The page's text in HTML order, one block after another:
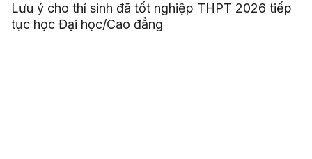
Lưu ý cho thí sinh đã tốt nghiệp THPT 2026 tiếp
tục học Đại học/Cao đẳng